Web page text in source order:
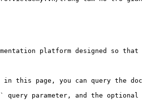
platform designed so that
page, you can query the
query parameter, and the